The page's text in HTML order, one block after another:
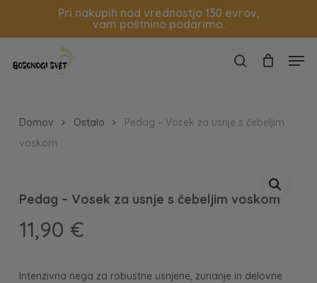
content
Pri nakupih nad vrednostjo 130 evrov,
vam poštnino podarimo.
search
Košarica
Domov Ostalo
Pedag – Vosek za usnje s čebeljim
voskom
Pedag – Vosek za usnje s čebeljim voskom
11,90 €
Intenzivna nega za robustne usnjene, zunanje in delovne
Menu